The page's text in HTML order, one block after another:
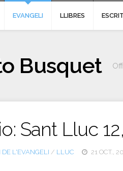
EVANGELI LLIBRES
Busquet
Sant Lluc
DE L'EVANGELI / LLUC 21 OCT.,